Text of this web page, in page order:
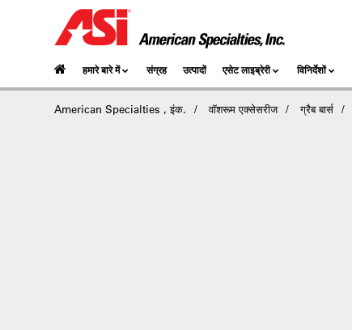
हमारे बारे में संग्रह उत्पादों एसेट लाइब्रेरी विनिर्देशों
American Specialties , इंक. वॉशरूम एक्सेसरीज ग्रैब बार्स